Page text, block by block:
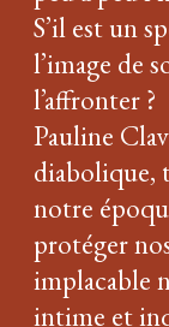
S’il est un
l’image de
l’affronter ?
Pauline
diabolique,
notre
protéger
implacable
intime et